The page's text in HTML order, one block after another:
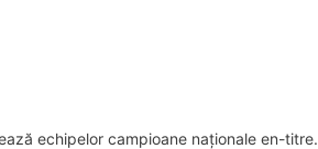
echipelor campioane naționale en-titre.